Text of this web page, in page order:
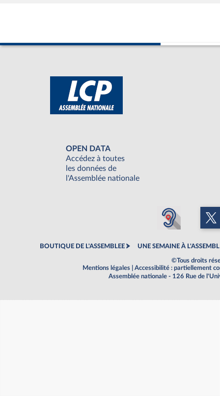
OPEN DATA
Accédez à toutes
les données de
l'Assemblée nationale
BOUTIQUE DE L'ASSEMBLEE UNE SEMAINE À
©Tous droits
Mentions légales
Accessibilité : partiellement
Assemblée nationale - 126 Rue de